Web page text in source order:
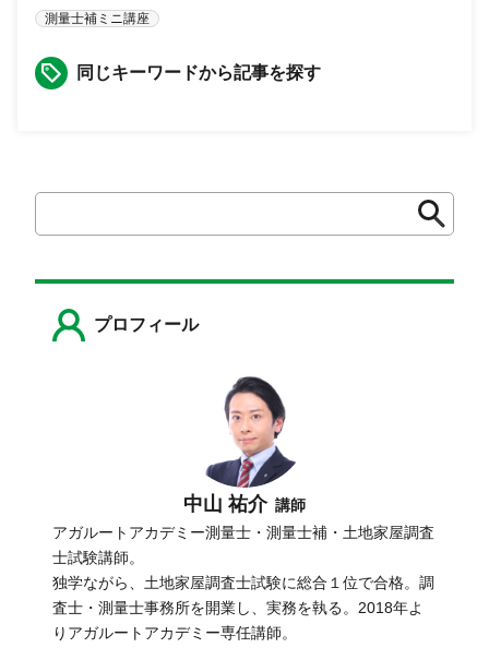
測量士補ミニ講座
同じキーワードから記事を探す
索
検
プロフィール
中山 祐介 講師
アガルートアカデミー測量士・測量士補・土地家屋調査
士試験講師。
独学ながら、土地家屋調査士試験に総合１位で合格。調
査士・測量士事務所を開業し、実務を執る。2018年よ
りアガルートアカデミー専任講師。